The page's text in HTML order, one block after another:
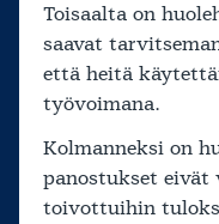
Toisaalta on
saavat
että heitä
työvoimana.
Kolmanneksi on
panostukset
toivottuihin